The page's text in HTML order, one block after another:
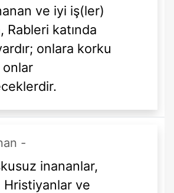
ve iyi iş(ler)
Rableri katında
onlara korku
-
inananlar,
Hristiyanlar ve